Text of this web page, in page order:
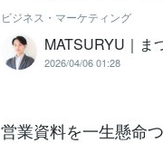
ビジネス・マーケティング
MATSURYU｜ま
2026/04/06 01:28
営業資料を一生懸命